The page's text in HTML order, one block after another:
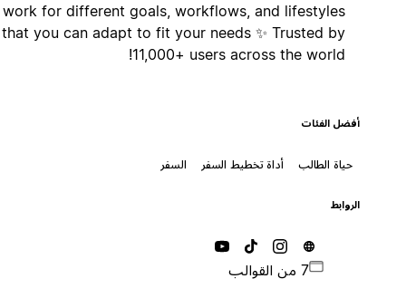
and work for different goals, workflows, and lifestyles
that you can adapt to fit your needs ✨ Trusted by
11,000+ users across the world!
أفضل الفئات
حياة الطالب أداة تخطيط السفر السفر